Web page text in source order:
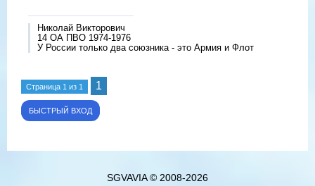
Николай Викторович
14 ОА ПВО 1974-1976
У России только два союзника - это Армия и Флот
Страница 1 из 1 1
SGVAVIA © 2008-2026